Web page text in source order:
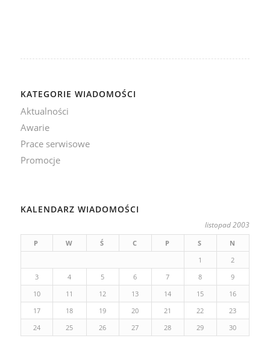
KATEGORIE WIADOMOŚCI
Aktualności
Awarie
Prace serwisowe
Promocje
KALENDARZ WIADOMOŚCI
listopad 2003
P W Ś C P S
N
1
2
3
4 5 6 7 8
9
10
11 12 13 14 15
16
17
18 19 20 21 22
23
24
25 26 27 28 29 30